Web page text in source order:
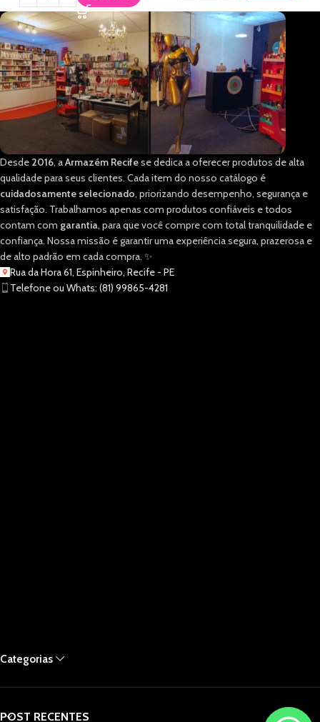
Desde 2016, aArmazém Recifese dedica a oferecer produtos de alta
qualidade para seus clientes. Cada item do nosso catálogo é
cuidadosamente selecionado, priorizando desempenho, segurança e
satisfação. Trabalhamos apenas com produtos confiáveis e todos
contam com garantia, para que você compre com total tranquilidade e
confiança. Nossa missão é garantir uma experiência segura, prazerosa e
de alto padrão em cada compra. ✨
Rua da Hora 61, Espinheiro, Recife - PE
Telefone ou Whats: (81) 99865-4281
Categorias
POST RECENTES